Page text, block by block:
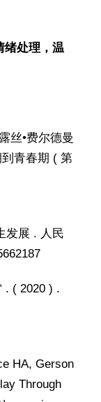
绪处理，温
丝•费尔德曼
青春期 ( 第
发展 . 人民
. ( 2020 ) .
HA, Gerson
Through